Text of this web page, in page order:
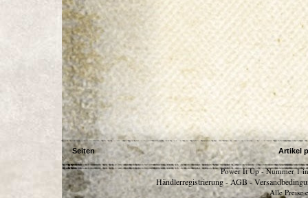
Seiten Artikel
Power It Up - Nummer 1
Händlerregistrierung - AGB -
Alle Preise